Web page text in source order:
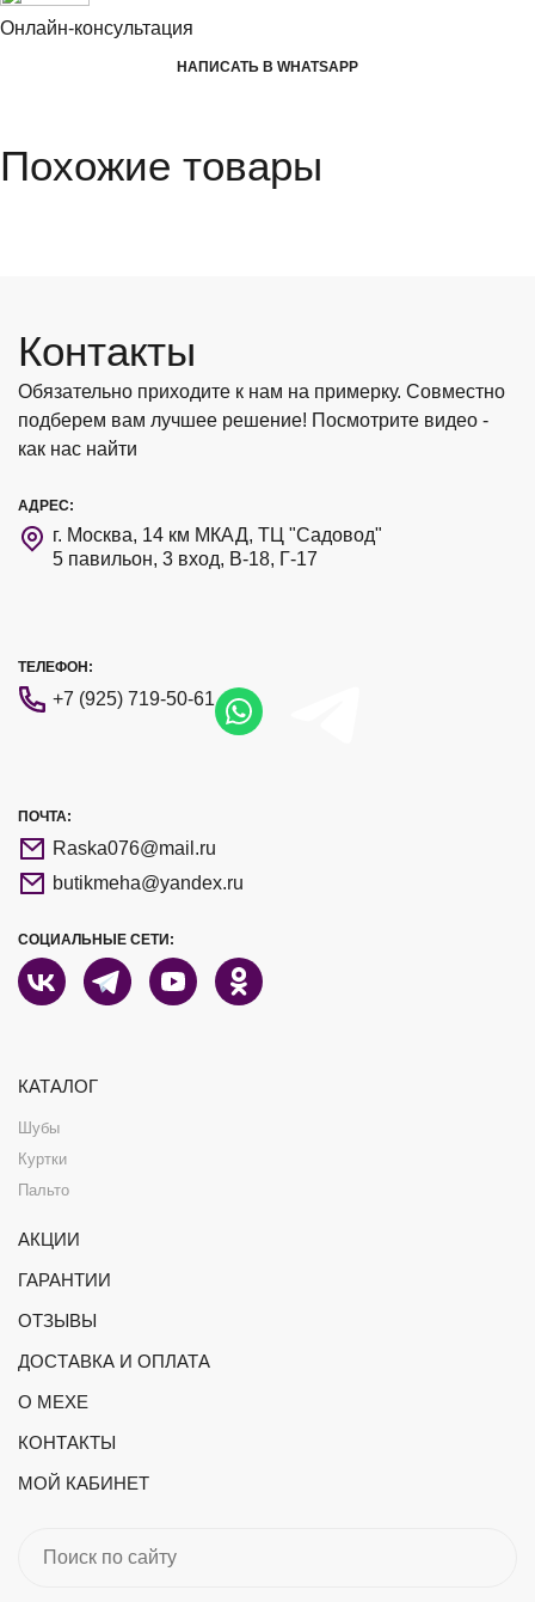
Онлайн-консультация
НАПИСАТЬ В WHATSAPP
Похожие товары
Контакты
Обязательно приходите к нам на примерку. Совместно
подберем вам лучшее решение! Посмотрите видео -
как нас найти
АДРЕС:
г. Москва, 14 км МКАД, ТЦ "Садовод"
5 павильон, 3 вход, В-18, Г-17
ТЕЛЕФОН:
+7 (925) 719-50-61
ПОЧТА:
Raska076@mail.ru
butikmeha@yandex.ru
СОЦИАЛЬНЫЕ СЕТИ:
КАТАЛОГ
Шубы
Куртки
Пальто
АКЦИИ
ГАРАНТИИ
ОТЗЫВЫ
ДОСТАВКА И ОПЛАТА
О МЕХЕ
КОНТАКТЫ
МОЙ КАБИНЕТ